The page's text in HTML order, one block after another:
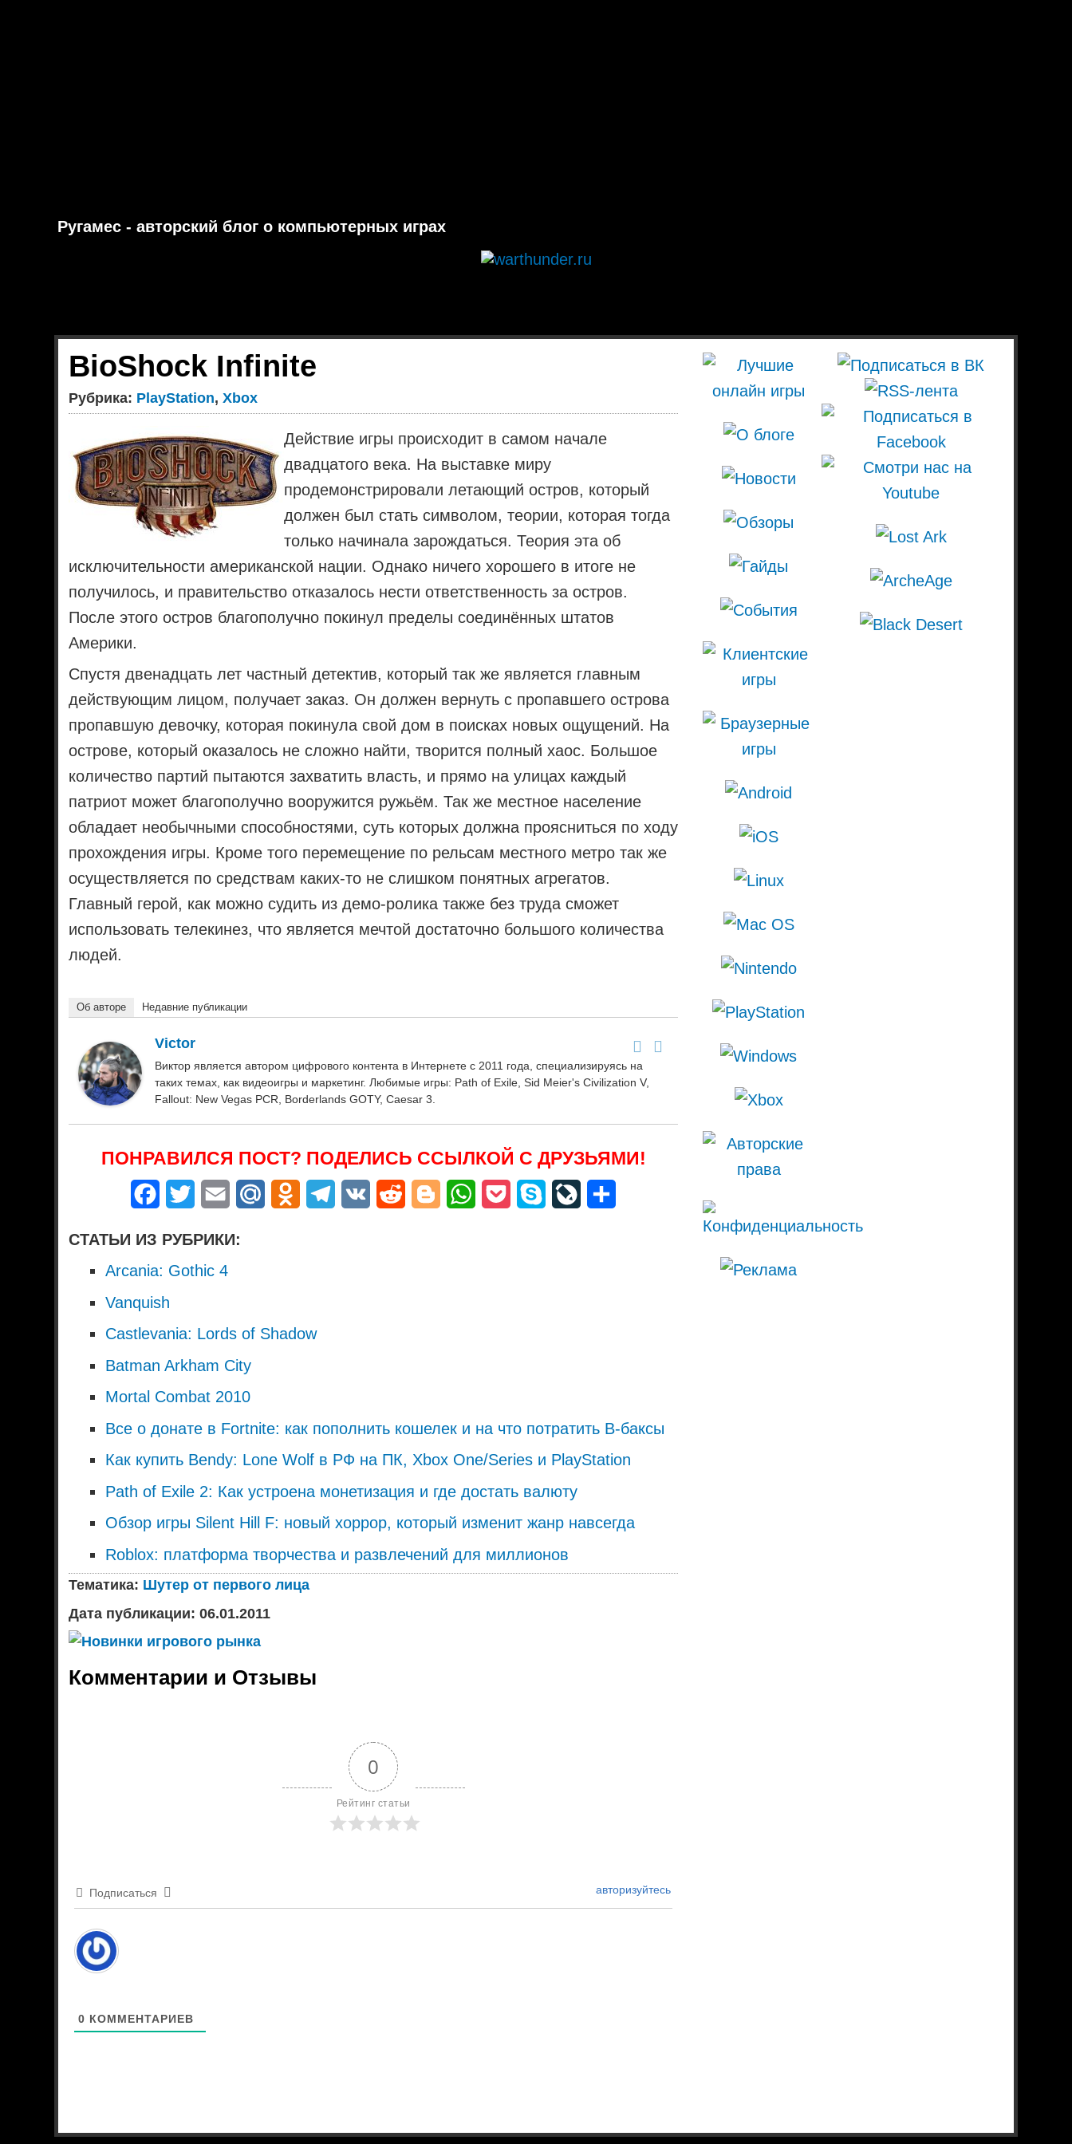
Ругамес - авторский блог о компьютерных играх
BioShock Infinite
Рубрика: PlayStation,Xbox
Действие игры происходит в самом начале
двадцатого века. На выставке миру
продемонстрировали летающий остров, который
должен был стать символом, теории, которая тогда
только начинала зарождаться. Теория эта об
исключительности американской нации. Однако ничего хорошего в итоге не
получилось, и правительство отказалось нести ответственность за остров.
После этого остров благополучно покинул пределы соединённых штатов
Америки.
Спустя двенадцать лет частный детектив, который так же является главным
действующим лицом, получает заказ. Он должен вернуть с пропавшего острова
пропавшую девочку, которая покинула свой дом в поисках новых ощущений. На
острове, который оказалось не сложно найти, творится полный хаос. Большое
количество партий пытаются захватить власть, и прямо на улицах каждый
патриот может благополучно вооружится ружьём. Так же местное население
обладает необычными способностями, суть которых должна проясниться по ходу
прохождения игры. Кроме того перемещение по рельсам местного метро так же
осуществляется по средствам каких-то не слишком понятных агрегатов.
Главный герой, как можно судить из демо-ролика также без труда сможет
использовать телекинез, что является мечтой достаточно большого количества
людей.
Об авторе Недавние публикации
Victor
Виктор является автором цифрового контента в Интернете с 2011 года, специализируясь на
таких темах, как видеоигры и маркетинг. Любимые игры: Path of Exile, Sid Meier's Civilization V,
Fallout: New Vegas PCR, Borderlands GOTY, Caesar 3.
ПОНРАВИЛСЯ ПОСТ? ПОДЕЛИСЬ ССЫЛКОЙ С ДРУЗЬЯМИ!
Facebook
Twitter Email Mail.Ru Odnoklassniki
Telegram
VK Reddit Blogger WhatsApp
Pocket Skype LiveJournal
СТАТЬИ ИЗ РУБРИКИ:
Arcania: Gothic 4
Vanquish
Castlevania: Lords of Shadow
Batman Arkham City
Mortal Combat 2010
Все о донате в Fortnite: как пополнить кошелек и на что потратить В-баксы
Как купить Bendy: Lone Wolf в РФ на ПК, Xbox One/Series и PlayStation
Path of Exile 2: Как устроена монетизация и где достать валюту
Обзор игры Silent Hill F: новый хоррор, который изменит жанр навсегда
Roblox: платформа творчества и развлечений для миллионов
Тематика: Шутер от первого лица
Дата публикации: 06.01.2011
Комментарии и Отзывы
0
Рейтинг статьи
Подписаться авторизуйтесь
0 КОММЕНТАРИЕВ